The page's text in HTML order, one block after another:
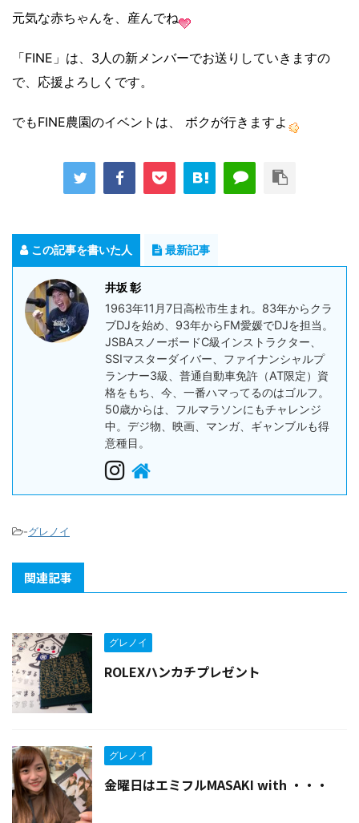
元気な赤ちゃんを、産んでね
「FINE」は、3人の新メンバーでお送りしていきますの
で、応援よろしくです。
でもFINE農園のイベントは、 ボクが行きますよ
この記事を書いた人 最新記事
井坂 彰
1963年11月7日高松市生まれ。83年からクラ
ブDJを始め、93年からFM愛媛でDJを担当。
JSBAスノーボードC級インストラクター、
SSIマスターダイバー、ファイナンシャルプ
ランナー3級、普通自動車免許（AT限定）資
格をもち、今、一番ハマってるのはゴルフ。
50歳からは、フルマラソンにもチャレンジ
中。デジ物、映画、マンガ、ギャンブルも得
意種目。
-グレノイ
関連記事
グレノイ
ROLEXハンカチプレゼント
グレノイ
金曜日はエミフルMASAKI with ・・・